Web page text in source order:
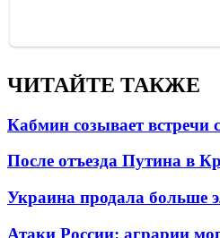
ЧИТАЙТЕ ТАКЖЕ
Кабмин созывает встречи
После отъезда Путина в
Украина продала больше
Атаки России: аграрии